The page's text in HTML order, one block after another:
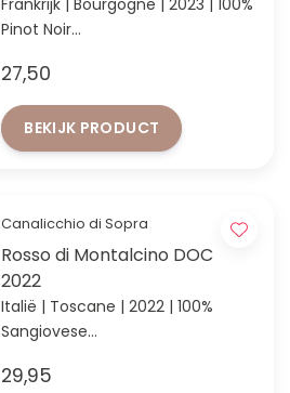
Frankrijk | Bourgogne | 2023 | 100%
Pinot Noir
Isabelle Doudet
27,50
BEKIJK PRODUCT
Canalicchio di Sopra
Rosso di Montalcino DOC
2022
Italië | Toscane | 2022 | 100%
Sangiovese
een fantastische verhouding
29,95